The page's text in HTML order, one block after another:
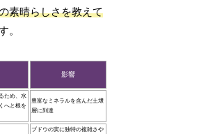
素晴らしさを教えて
。
影響
ため、水
へと根を
豊富なミネラルを含んだ土壌
層に到達
ブドウの実に独特の複雑さや